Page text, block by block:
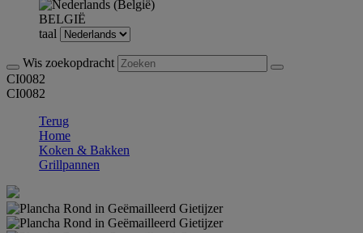
BELGIË
taal
Wis zoekopdracht
CI0082
CI0082
Terug
Home
Koken & Bakken
Grillpannen